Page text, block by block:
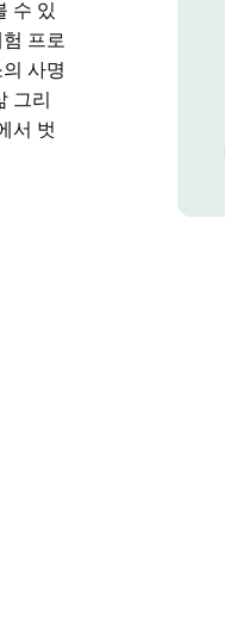
수 있
프로
사명
그리
서 벗
연민